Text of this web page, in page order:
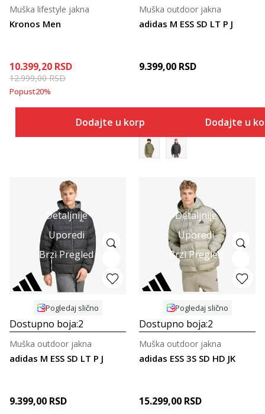
Kronos Men
Muška lifestyle jakna
10.399,20 RSD
12.999,00RSD
Popust20%
Dodajte u korpu
adidas M ESS SD LT P J
Muška outdoor jakna
9.399,00 RSD
Dodajte u
Detaljnije
Uporedi
Brzi Pregled
Pogledaj slično
Dostupno boja:2
adidas M ESS SD LT P J
Muška outdoor jakna
9.399,00 RSD
Detaljnije
Uporedi
Brzi Pregled
Pogledaj slično
Dostupno boja:2
adidas ESS 3S SD HD JK
Muška outdoor jakna
15.299,00 RSD